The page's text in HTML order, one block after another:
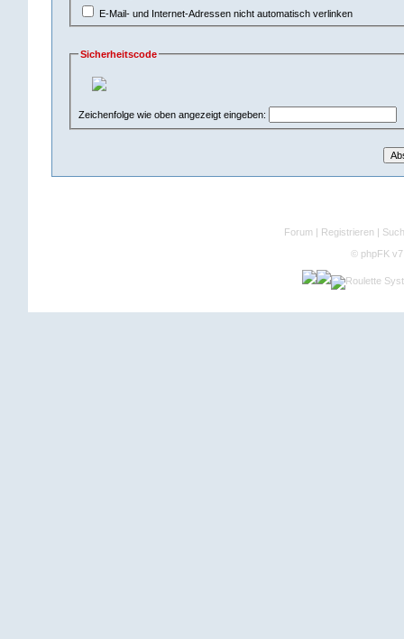
E-Mail- und Internet-Adressen nicht automatisch verlinken
Sicherheitscode
Zeichenfolge wie oben angezeigt eingeben:
Forum | Registrieren |
© phpFK